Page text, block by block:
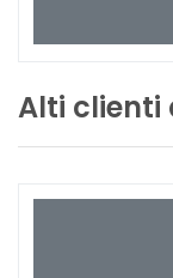
Alti clienti